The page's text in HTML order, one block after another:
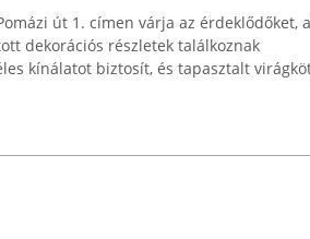
út 1. címen várja az érdeklődőket,
dekorációs részletek találkoznak
kínálatot biztosít, és tapasztalt